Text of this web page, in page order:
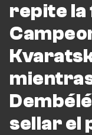
repite la
sellar el